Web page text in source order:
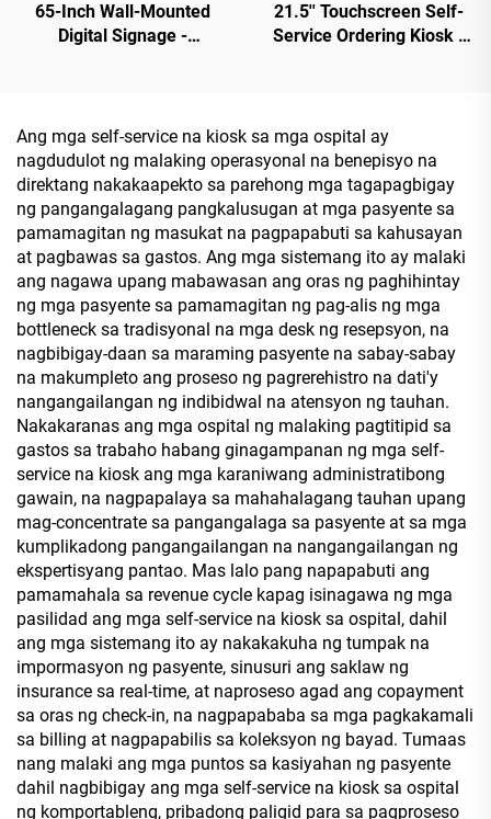
65-Inch Wall-Mounted
Digital Signage -
Advertising at Information
Display
21.5'' Touchscreen Self-
Service Ordering Kiosk -
RK3568A/X86(I3/I5/I7)
Mga Opsyon sa Pag-
configure
Ang mga self-service na kiosk sa mga ospital ay
nagdudulot ng malaking operasyonal na benepisyo na
direktang nakakaapekto sa parehong mga tagapagbigay
ng pangangalagang pangkalusugan at mga pasyente sa
pamamagitan ng masukat na pagpapabuti sa kahusayan
at pagbawas sa gastos. Ang mga sistemang ito ay malaki
ang nagawa upang mabawasan ang oras ng paghihintay
ng mga pasyente sa pamamagitan ng pag-alis ng mga
bottleneck sa tradisyonal na mga desk ng resepsyon, na
nagbibigay-daan sa maraming pasyente na sabay-sabay
na makumpleto ang proseso ng pagrerehistro na dati'y
nangangailangan ng indibidwal na atensyon ng tauhan.
Nakakaranas ang mga ospital ng malaking pagtitipid sa
gastos sa trabaho habang ginagampanan ng mga self-
service na kiosk ang mga karaniwang administratibong
gawain, na nagpapalaya sa mahahalagang tauhan upang
mag-concentrate sa pangangalaga sa pasyente at sa mga
kumplikadong pangangailangan na nangangailangan ng
ekspertisyang pantao. Mas lalo pang napapabuti ang
pamamahala sa revenue cycle kapag isinagawa ng mga
pasilidad ang mga self-service na kiosk sa ospital, dahil
ang mga sistemang ito ay nakakakuha ng tumpak na
impormasyon ng pasyente, sinusuri ang saklaw ng
insurance sa real-time, at naproseso agad ang copayment
sa oras ng check-in, na nagpapababa sa mga pagkakamali
sa billing at nagpapabilis sa koleksyon ng bayad. Tumaas
nang malaki ang mga puntos sa kasiyahan ng pasyente
dahil nagbibigay ang mga self-service na kiosk sa ospital
ng komportableng, pribadong paligid para sa pagproseso